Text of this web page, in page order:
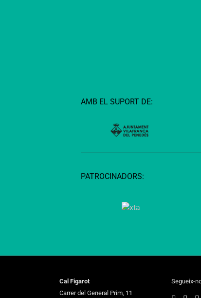
AMB EL SUPORT DE:
PATROCINADORS:
Cal Figarot
Carrer del General Prim, 11
Segueix-